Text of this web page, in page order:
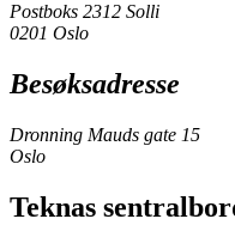
Postboks 2312 Solli
0201 Oslo
Besøksadresse
Dronning Mauds gate 15
Oslo
Teknas